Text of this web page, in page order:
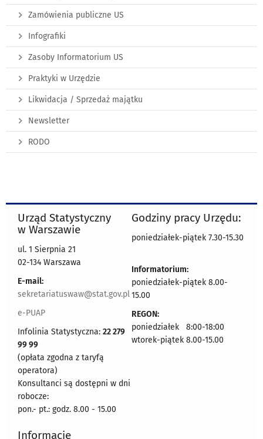
Zamówienia publiczne US
Infografiki
Zasoby Informatorium US
Praktyki w Urzędzie
Likwidacja / Sprzedaż majątku
Newsletter
RODO
Urząd Statystyczny
w Warszawie
ul. 1 Sierpnia 21
02-134 Warszawa
E-mail:
sekretariatuswaw@stat.gov.pl
e-PUAP
Infolinia Statystyczna: 22 279
99 99
(opłata zgodna z taryfą
operatora)
Konsultanci są dostępni w dni
robocze:
pon.- pt.: godz. 8.00 - 15.00
Godziny pracy Urzędu:
poniedziałek-piątek 7.30-15.30
Informatorium:
poniedziałek-piątek 8.00-
15.00
REGON:
poniedziałek 8:00-18:00
wtorek-piątek 8.00-15.00
Informacje